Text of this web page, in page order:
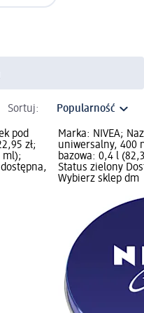
Sortuj:
pod
zł;
ml);
Marka: NIVEA;
uniwersalny, 400
bazowa: 0,4 l
Status zielony
Wybierz sklep dm